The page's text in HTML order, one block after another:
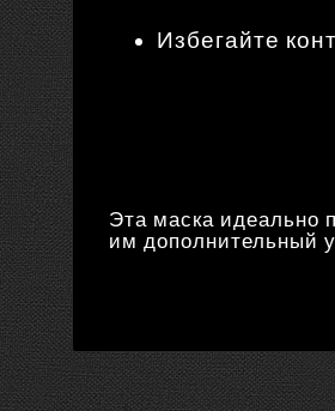
Избегайте
Эта маска идеально
им дополнительный